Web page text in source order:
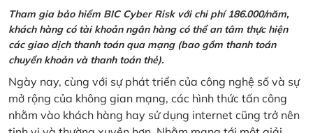
Tham gia bảo hiểm BIC Cyber Risk với chi phí 186.000/năm,
khách hàng có tài khoản ngân hàng có thể an tâm thực hiện
các giao dịch thanh toán qua mạng (bao gồm thanh toán
chuyển khoản và thanh toán thẻ).
Ngày nay, cùng với sự phát triển của công nghệ số và sự
mở rộng của không gian mạng, các hình thức tấn công
nhằm vào khách hàng hay sử dụng internet cũng trở nên